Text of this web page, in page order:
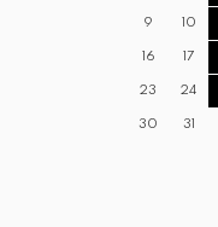
9 10
16 17
23 24
30 31